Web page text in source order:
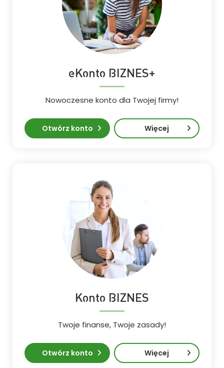
eKonto BIZNES+
Nowoczesne konto dla Twojej firmy!
Otwórz konto Więcej
Konto BIZNES
Twoje finanse, Twoje zasady!
Otwórz konto Więcej